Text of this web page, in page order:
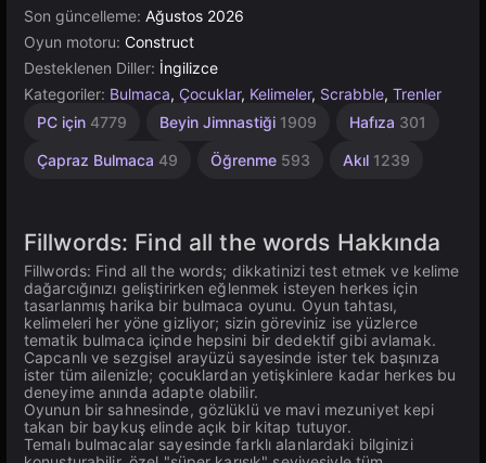
Son güncelleme: Ağustos 2026
Oyun motoru: Construct
Desteklenen Diller: İngilizce
Kategoriler: Bulmaca, Çocuklar, Kelimeler, Scrabble, Trenler
PC için 4779 Beyin Jimnastiği 1909 Hafıza 301
Çapraz Bulmaca 49 Öğrenme 593 Akıl 1239
Çeviklik
Masaüstü
1
4147
Rus
Tarayıcı
Yapı
Fillwords: Find all the words Hakkında
Fillwords: Find all the words; dikkatinizi test etmek ve kelime
dağarcığınızı geliştirirken eğlenmek isteyen herkes için
tasarlanmış harika bir bulmaca oyunu. Oyun tahtası,
kelimeleri her yöne gizliyor; sizin göreviniz ise yüzlerce
tematik bulmaca içinde hepsini bir dedektif gibi avlamak.
Capcanlı ve sezgisel arayüzü sayesinde ister tek başınıza
ister tüm ailenizle; çocuklardan yetişkinlere kadar herkes bu
deneyime anında adapte olabilir.
Oyunun bir sahnesinde, gözlüklü ve mavi mezuniyet kepi
takan bir baykuş elinde açık bir kitap tutuyor.
Temalı bulmacalar sayesinde farklı alanlardaki bilginizi